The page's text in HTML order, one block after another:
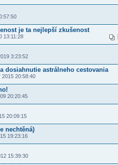
je ta nejlepší zkušenost
13:11:28
3:23:52
dosiahnutie astrálneho cestovania
20:58:40
20:20:45
20:09:15
nechtěná)
19:23:16
15:39:30